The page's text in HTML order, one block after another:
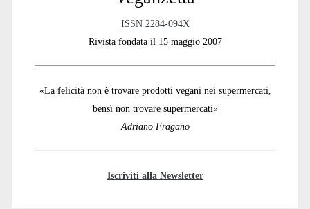
ISSN 2284-094X
Rivista fondata il 15 maggio 2007
«La felicità non è trovare prodotti vegani nei supermercati,
bensì non trovare supermercati»
Adriano Fragano
Iscriviti alla Newsletter